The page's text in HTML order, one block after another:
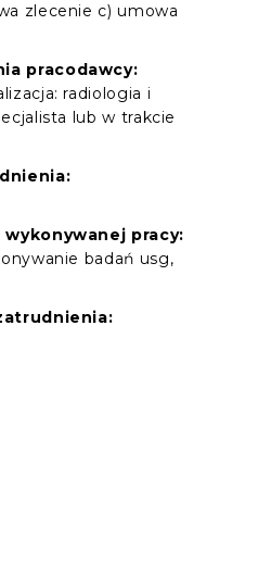
zlecenie c) umowa
pracodawcy:
radiologia i
lub w trakcie
pracy:
badań usg,